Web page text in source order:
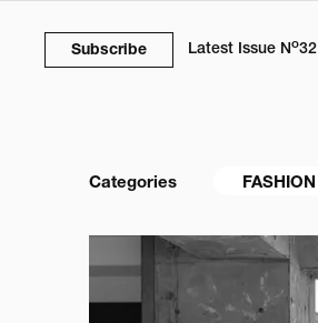
Subscribe Latest Issue No32
Categories FASHION